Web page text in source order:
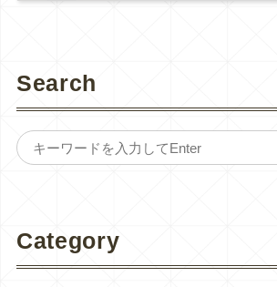
Search
Category